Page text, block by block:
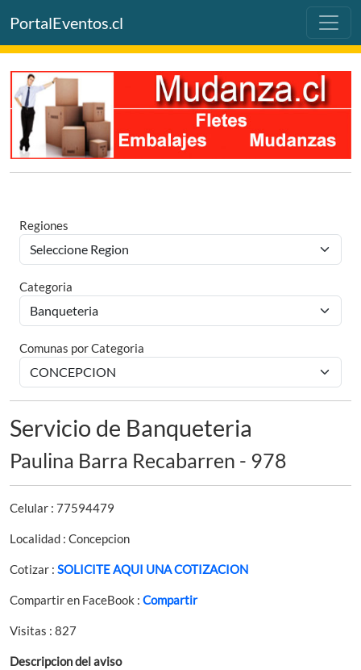
PortalEventos.cl
Regiones
Categoria
Comunas por Categoria
Servicio de Banqueteria
Paulina Barra Recabarren - 978
Celular : 77594479
Localidad : Concepcion
Cotizar : SOLICITE AQUI UNA COTIZACION
Compartir en FaceBook : Compartir
Visitas : 827
Descripcion del aviso